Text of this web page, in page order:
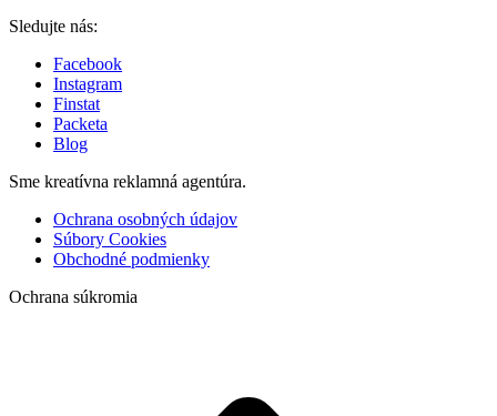
Sledujte nás:
Facebook
Instagram
Finstat
Packeta
Blog
Sme kreatívna reklamná agentúra.
Ochrana osobných údajov
Súbory Cookies
Obchodné podmienky
Ochrana súkromia